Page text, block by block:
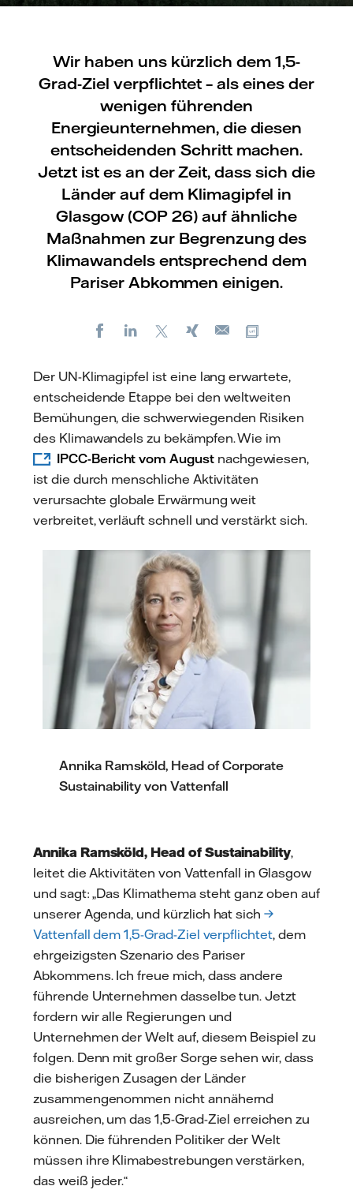
Wir haben uns kürzlich dem 1,5-
Grad-Ziel verpflichtet – als eines der
wenigen führenden
Energieunternehmen, die diesen
entscheidenden Schritt machen.
Jetzt ist es an der Zeit, dass sich die
Länder auf dem Klimagipfel in
Glasgow (COP 26) auf ähnliche
Maßnahmen zur Begrenzung des
Klimawandels entsprechend dem
Pariser Abkommen einigen.
FacebookLinkedIn Xing
E-
Der UN-Klimagipfel ist eine lang erwartete,
entscheidende Etappe bei den weltweiten
Bemühungen, die schwerwiegenden Risiken
des Klimawandels zu bekämpfen. Wie im
IPCC-Bericht vom Augustnachgewiesen,
ist die durch menschliche Aktivitäten
verursachte globale Erwärmung weit
verbreitet, verläuft schnell und verstärkt sich.
Annika Ramsköld, Head of Corporate
Sustainability von Vattenfall
Annika Ramsköld, Head of Sustainability,
leitet die Aktivitäten von Vattenfall in Glasgow
und sagt: „Das Klimathema steht ganz oben auf
unserer Agenda, und kürzlich hat sich→
Vattenfall dem 1,5-Grad-Ziel verpflichtet, dem
ehrgeizigsten Szenario des Pariser
Abkommens. Ich freue mich, dass andere
führende Unternehmen dasselbe tun. Jetzt
fordern wir alle Regierungen und
Unternehmen der Welt auf, diesem Beispiel zu
folgen. Denn mit großer Sorge sehen wir, dass
die bisherigen Zusagen der Länder
zusammengenommen nicht annähernd
ausreichen, um das 1,5-Grad-Ziel erreichen zu
können. Die führenden Politiker der Welt
müssen ihre Klimabestrebungen verstärken,
das weiß jeder.“